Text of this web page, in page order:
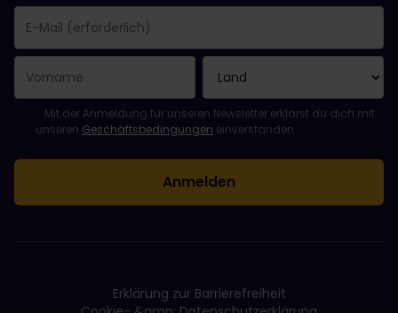
Sie haben sich erfolgreich angemeldet.
Das Feld „E-Mail-Adresse“ ist ein Pflichtfeld!
Diese E-Mail-Adresse ist ungültig!
Beim Abonnieren des Newsletters ist ein Fehler aufgetreten.
Du hast diesen Newsletter bereits abonniert!
Bitte stimme den Allgemeinen Geschäftsbedingungen zu, um
Mit der Anmeldung für unseren Newsletter erklärst du dich mit
unseren Geschäftsbedingungen einverstanden.
Erklärung zur Barrierefreiheit